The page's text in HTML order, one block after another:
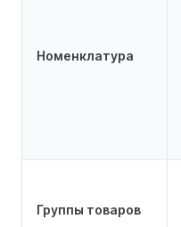
Номенклатура
Группы товаров